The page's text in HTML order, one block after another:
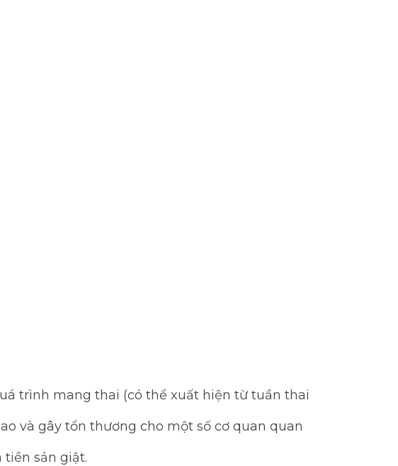
trình mang thai (có thể xuất hiện từ tuần thai
và gây tổn thương cho một số cơ quan quan
sản giật.